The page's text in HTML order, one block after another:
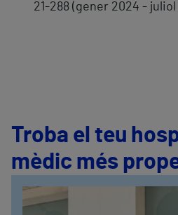
21-288 (gener 2024 - juliol
Troba el teu
mèdic més